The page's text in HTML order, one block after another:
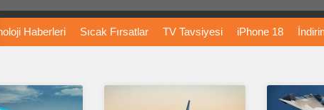
Haberleri Sıcak Fırsatlar TV Tavsiyesi iPhone 18
Vizyondaki Filmler Dizi Telefon Önerileri